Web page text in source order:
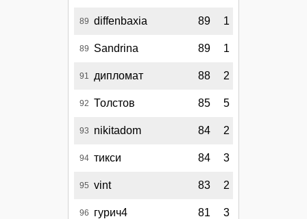
89 diffenbaxia 89 1
89 Sandrina 89 1
91 дипломат 88 2
92 Толстов 85 5
93 nikitadom 84 2
94 тикси 84 3
95 vint 83 2
96 гурич4 81 3